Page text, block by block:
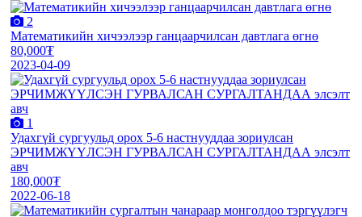
2
Математикийн хичээлээр ганцаарчилсан давтлага өгнө
80,000₮
2023-04-09
1
Удахгүй сургуульд орох 5-6 настнууддаа зориулсан
ЭРЧИМЖҮҮЛСЭН ГУРВАЛСАН СУРГАЛТАНДАА элсэлт
авч
180,000₮
2022-06-18